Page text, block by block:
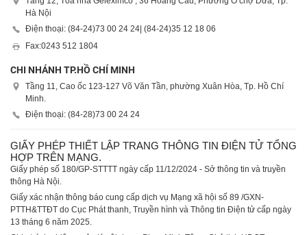
Hà Nội
Điện thoại: (84-24)73 00 24 24 | (84-24)35 12 18 06
Fax:0243 512 1804
CHI NHÁNH TP.HỒ CHÍ MINH
Tầng 11, Cao ốc 123-127 Võ Văn Tần, phường Xuân Hòa, Tp. Hồ Chí
Minh.
Điện thoại: (84-28)73 00 24 24
GIẤY PHÉP THIẾT LẬP TRANG THÔNG TIN ĐIỆN TỬ TỔNG
HỢP TRÊN MẠNG.
Giấy phép số 180/GP-STTTT ngày cấp 11/12/2024 - Sở thông tin và truyền
thông Hà Nội.
Giấy xác nhận thông báo cung cấp dịch vụ Mạng xã hội số 89 /GXN-
PTTH&TTĐT do Cục Phát thanh, Truyền hình và Thông tin Điện tử cấp ngày
13 tháng 6 năm 2025.